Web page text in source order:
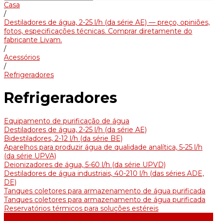
Casa
/
Destiladores de água, 2-25 l/h (da série АE) — preço, opiniões,
fotos, especificações técnicas. Comprar diretamente do
fabricante Livam.
/
Acessórios
/
Refrigeradores
Refrigeradores
Equipamento de purificação de água
Destiladores de água, 2-25 l/h (da série АE)
Bidestiladores, 2-12 l/h (da série BE)
Aparelhos para produzir água de qualidade analítica, 5-25 l/h
(da série UPVA)
Deionizadores de água, 5-60 l/h (da série UPVD)
Destiladores de água industriais, 40-210 l/h (das séries ADE,
DE)
Tanques coletores para armazenamento de água purificada
Tanques coletores para armazenamento de água purificada
Reservatórios térmicos para soluções estéreis